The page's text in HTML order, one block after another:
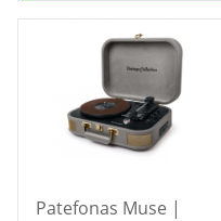
Patefonas Muse |